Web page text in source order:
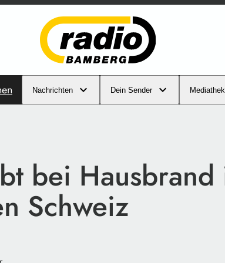
Nachrichten Dein Sender Mediathek
bei
Schweiz